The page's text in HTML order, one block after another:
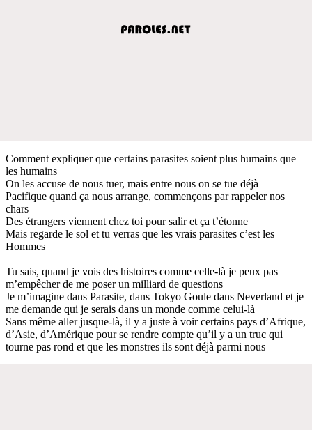
Comment expliquer que certains parasites soient plus humains que
les humains
On les accuse de nous tuer, mais entre nous on se tue déjà
Pacifique quand ça nous arrange, commençons par rappeler nos
chars
Des étrangers viennent chez toi pour salir et ça t’étonne
Mais regarde le sol et tu verras que les vrais parasites c’est les
Hommes
Tu sais, quand je vois des histoires comme celle-là je peux pas
m’empêcher de me poser un milliard de questions
Je m’imagine dans Parasite, dans Tokyo Goule dans Neverland et je
me demande qui je serais dans un monde comme celui-là
Sans même aller jusque-là, il y a juste à voir certains pays d’Afrique,
d’Asie, d’Amérique pour se rendre compte qu’il y a un truc qui
tourne pas rond et que les monstres ils sont déjà parmi nous